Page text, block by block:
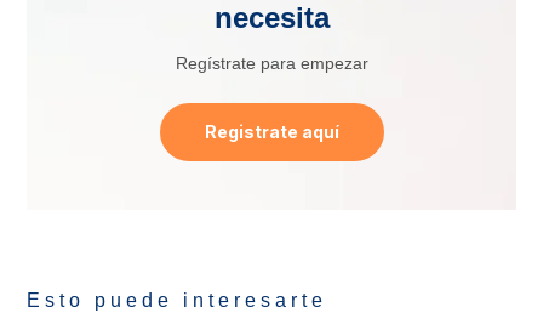
necesita
Regístrate para empezar
Registrate aquí
Esto puede interesarte